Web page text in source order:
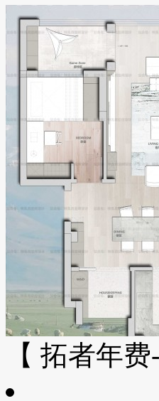
【 拓者年